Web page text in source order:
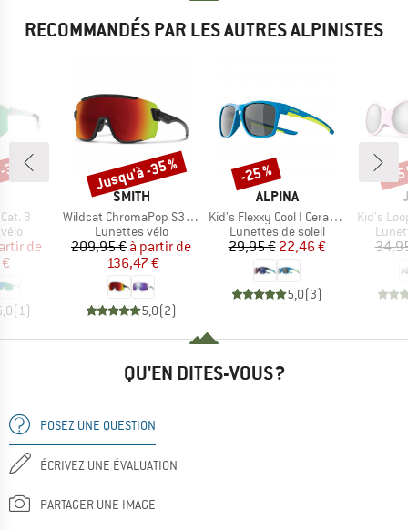
RECOMMANDÉS PAR LES AUTRES ALPINISTES
3
réduit
de
(1)
%
MARQUE
SMITH
Article
Wildcat ChromaPop S3 (VLT 15%) + S0 (VLT 90%)
Product group
Lunettes vélo
Prix
209,95 € Prix réduit
à partir de
136,47 €
5,0(2)
Remise
Jusqu'à -35 %
MARQUE
ALPINA
Article
Kid's Flexxy Cool I Ceramic Mirror Cat 3
Product group
Lunettes de soleil
Prix
29,95 €Prix réduit
22,46 €
5,0(3)
Remise
-25 %
Article
Kid's
-
QU'EN DITES-VOUS ?
POSEZ UNE QUESTION
ÉCRIVEZ UNE ÉVALUATION
PARTAGER UNE IMAGE